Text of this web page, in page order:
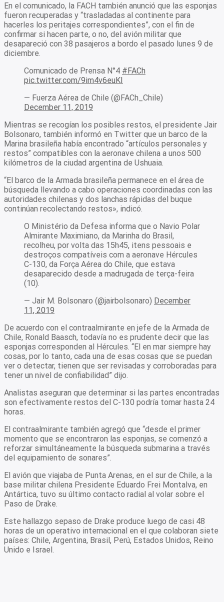
En el comunicado, la FACH también anunció que las esponjas
fueron recuperadas y “trasladadas al continente para
hacerles los peritajes correspondientes”, con el fin de
confirmar si hacen parte, o no, del avión militar que
desapareció con 38 pasajeros a bordo el pasado lunes 9 de
diciembre.
Comunicado de Prensa N°4 #FACh
pic.twitter.com/9im4v6euKI
— Fuerza Aérea de Chile (@FACh_Chile)
December 11, 2019
Mientras se recogían los posibles restos, el presidente Jair
Bolsonaro, también informó en Twitter que un barco de la
Marina brasileña había encontrado “artículos personales y
restos” compatibles con la aeronave chilena a unos 500
kilómetros de la ciudad argentina de Ushuaia.
“El barco de la Armada brasileña permanece en el área de
búsqueda llevando a cabo operaciones coordinadas con las
autoridades chilenas y dos lanchas rápidas del buque
continúan recolectando restos», indicó.
O Ministério da Defesa informa que o Navio Polar
Almirante Maximiano, da Marinha do Brasil,
recolheu, por volta das 15h45, itens pessoais e
destroços compatíveis com a aeronave Hércules
C-130, da Força Aérea do Chile, que estava
desaparecido desde a madrugada de terça-feira
(10).
— Jair M. Bolsonaro (@jairbolsonaro) December
11, 2019
De acuerdo con el contraalmirante en jefe de la Armada de
Chile, Ronald Baasch, todavía no es prudente decir que las
esponjas corresponden al Hércules. “El en mar siempre hay
cosas, por lo tanto, cada una de esas cosas que se puedan
ver o detectar, tienen que ser revisadas y corroboradas para
tener un nivel de confiabilidad” dijo.
Analistas aseguran que determinar si las partes encontradas
son efectivamente restos del C-130 podría tomar hasta 24
horas.
El contraalmirante también agregó que “desde el primer
momento que se encontraron las esponjas, se comenzó a
reforzar simultáneamente la búsqueda submarina a través
del equipamiento de sonares”.
El avión que viajaba de Punta Arenas, en el sur de Chile, a la
base militar chilena Presidente Eduardo Frei Montalva, en
Antártica, tuvo su último contacto radial al volar sobre el
Paso de Drake.
Este hallazgo sepaso de Drake produce luego de casi 48
horas de un operativo internacional en el que colaboran siete
países: Chile, Argentina, Brasil, Perú, Estados Unidos, Reino
Unido e Israel.